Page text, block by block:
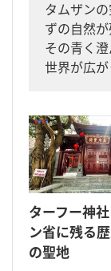
タムザン
ずの自然
その青く
世界が広
ターフー神
ン省に残る
の聖地